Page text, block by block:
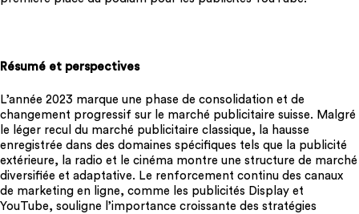
Résumé et perspectives
L’année 2023 marque une phase de consolidation et de
changement progressif sur le marché publicitaire suisse. Malgré
le léger recul du marché publicitaire classique, la hausse
enregistrée dans des domaines spécifiques tels que la publicité
extérieure, la radio et le cinéma montre une structure de marché
diversifiée et adaptative. Le renforcement continu des canaux
de marketing en ligne, comme les publicités Display et
YouTube, souligne l’importance croissante des stratégies